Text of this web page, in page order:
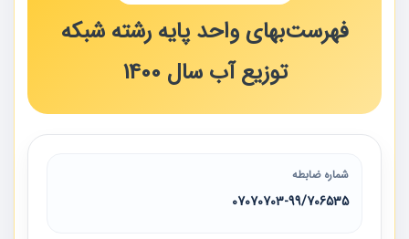
فهرست‌بهای واحد پایه رشته شبکه
توزیع آب سال 1400
شماره ضابطه
07070703-99/706535